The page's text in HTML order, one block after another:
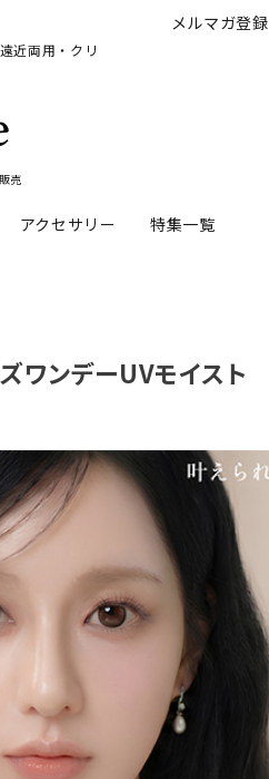
近両用・クリ
メルマガ登録
売
シリーズ
アクセサリー 特集一覧
カラコン
コン特集
ワンデーUVモイスト